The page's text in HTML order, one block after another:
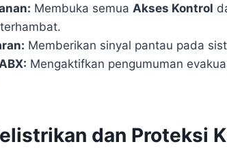
Membuka semua Akses Kontrol
Memberikan sinyal pantau pada
Mengaktifkan pengumuman
dan Proteksi